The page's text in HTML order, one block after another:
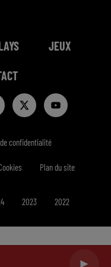
JEUX
confidentialité
Plan du site
2023 2022